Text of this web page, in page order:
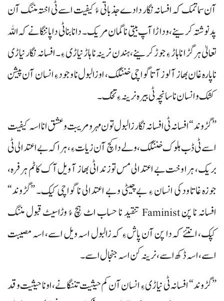
آن سما تمک کہ افسانہ نگار دادے جذباتی ءُ کیفیت اسے ٹی اختہ مننگ آن
پد نوشتہ کرینے، و داڑا آپ بیتی نا گمان مریک۔ دانا بنا ٹی دا پاننگانے کہ اللہ
تعالیٰ ہرگڑا نا ہاڑ ءِ جوڑ کرینے، ہندن نرینہ نا ہاڑ نیاڑی ءِ۔ افسانہ نگار نیاڑی
نا پارہ غان بھاز آ لوز آتا گواچی خننگک، او زالبول نا وجود ءِ انسان آن پیشن
کشک و انسان نا سانچہ ٹی بیرہ نرینہ ءِ تخک۔
”گڑوند“ افسانہ ٹی افسانہ نگار زالبول تون مہر و مریبت و عشق انا اسہ کیفیت
اسے ٹی ڈب ہلوک خننگک، ولے دا کچ آن زیات ءِ، ہرا کہ بے اعتدالی ٹی
بریک، ہرا وخت بے اعتدالی مس تو زند اٹی بھاز آ ویل آک کاٹم ہرفرہ،
جوزہ غاتا ودکی انسان ءِ بے چیٹی وبے اعتدالی نا گواچی کیک۔ ”گڑوند“
افسانہ نا پن Faminist تنقید نا حساب اٹ ہچ ءُ وڑاسیٹ قبول مننگ
کپک، انتئے کہ دا پن آن پاش ءِ کہ زالبول اسہ ویل اسے، اسہ مصیبت
اسے، اسہ ڈکھ اسے، نرینہ کن اسہ جنجال اسے۔
”گڑوند“ افسانہ ٹی نیاڑی ءِ انسان آن کم حیثیت تننگانے، اونا حیثیت و قد